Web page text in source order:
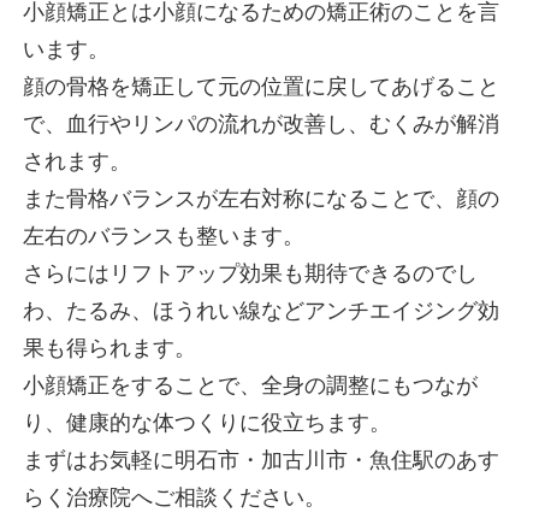
このようなお悩みはありま
顔の大きさが気になる
しわ、たるみ、ほうれい線をな
フェイスラインのたるみやむく